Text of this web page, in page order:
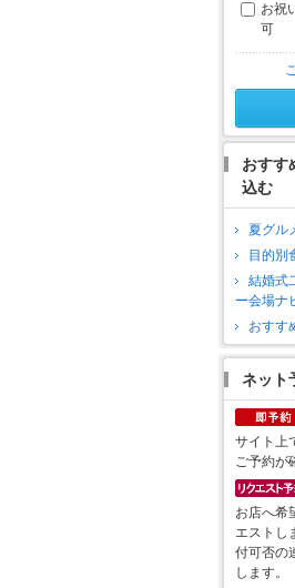
お祝
可
おすす
込む
夏グル
目的別
結婚式
ー会場ナ
おすす
ネット
サイト上
ご予約が
お店へ希
エストし
付可否の
します。